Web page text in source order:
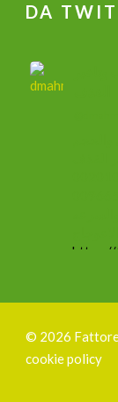
DA
https://
Sono
© 2026
cookie policy